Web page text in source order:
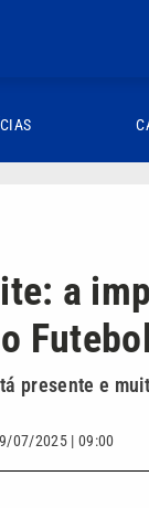
a
Futebol
presente e
07/2025 | 09:00